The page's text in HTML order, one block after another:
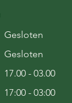
Gesloten
Gesloten
17.00 - 03.00
17:00 - 03:00